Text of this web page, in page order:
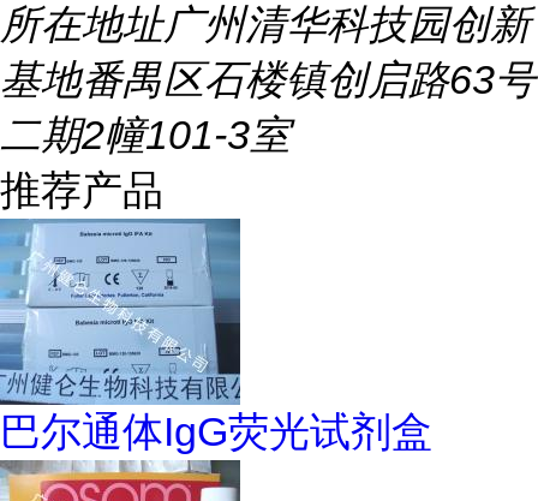
所在地址广州清华科技园创新
基地番禺区石楼镇创启路63号
二期2幢101-3室
推荐产品
巴尔通体IgG荧光试剂盒